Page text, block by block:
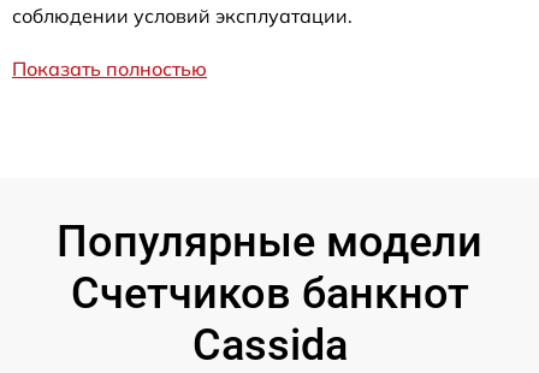
соблюдении условий эксплуатации.
Показать полностью
Популярные модели
Счетчиков банкнот
Cassida